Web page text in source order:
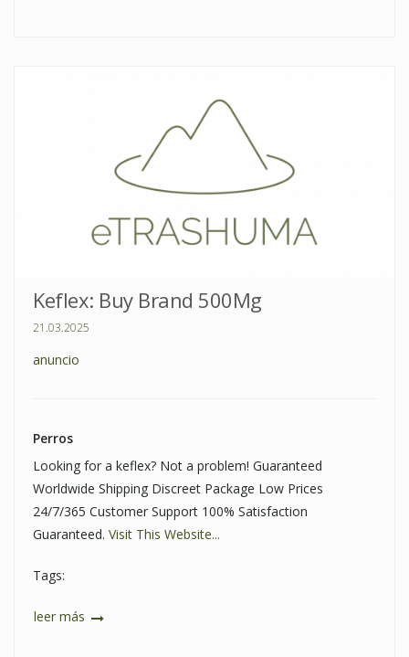
Keflex: Buy Brand 500Mg
21.03.2025
anuncio
Perros
Looking for a keflex? Not a problem! Guaranteed
Worldwide Shipping Discreet Package Low Prices
24/7/365 Customer Support 100% Satisfaction
Guaranteed. Visit This Website...
Tags:
leer más